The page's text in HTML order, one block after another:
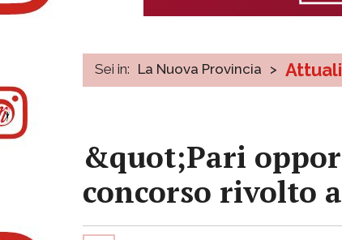
Sei in: La Nuova Provincia >
&quot;Pari
concorso rivolto